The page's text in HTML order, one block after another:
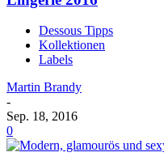
Dessous Tipps
Kollektionen
Labels
Martin Brandy
-
Sep. 18, 2016
0